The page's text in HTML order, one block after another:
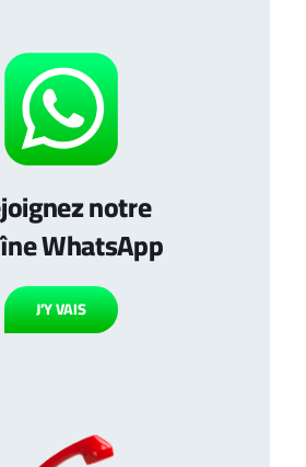
notre
WhatsApp
J’Y VAIS